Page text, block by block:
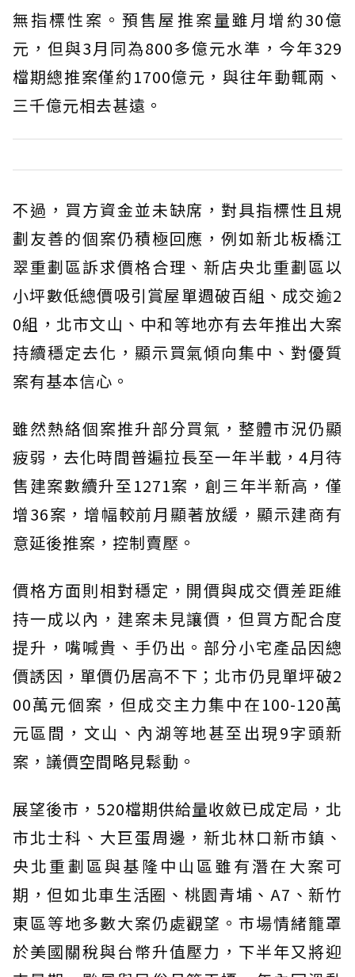
無指標性案。預售屋推案量雖月增約30億
元，但與3月同為800多億元水準，今年329
檔期總推案僅約1700億元，與往年動輒兩、
三千億元相去甚遠。
不過，買方資金並未缺席，對具指標性且規
劃友善的個案仍積極回應，例如新北板橋江
翠重劃區訴求價格合理、新店央北重劃區以
小坪數低總價吸引賞屋單週破百組、成交逾2
0組，北市文山、中和等地亦有去年推出大案
持續穩定去化，顯示買氣傾向集中、對優質
案有基本信心。
雖然熱絡個案推升部分買氣，整體市況仍顯
疲弱，去化時間普遍拉長至一年半載，4月待
售建案數續升至1271案，創三年半新高，僅
增36案，增幅較前月顯著放緩，顯示建商有
意延後推案，控制賣壓。
價格方面則相對穩定，開價與成交價差距維
持一成以內，建案未見讓價，但買方配合度
提升，嘴喊貴、手仍出。部分小宅產品因總
價誘因，單價仍居高不下；北市仍見單坪破2
00萬元個案，但成交主力集中在100-120萬
元區間，文山、內湖等地甚至出現9字頭新
案，議價空間略見鬆動。
展望後市，520檔期供給量收斂已成定局，北
市北士科、大巨蛋周邊，新北林口新市鎮、
央北重劃區與基隆中山區雖有潛在大案可
期，但如北車生活圈、桃園青埔、A7、新竹
東區等地多數大案仍處觀望。市場情緒籠罩
於美國關稅與台幣升值壓力，下半年又將迎